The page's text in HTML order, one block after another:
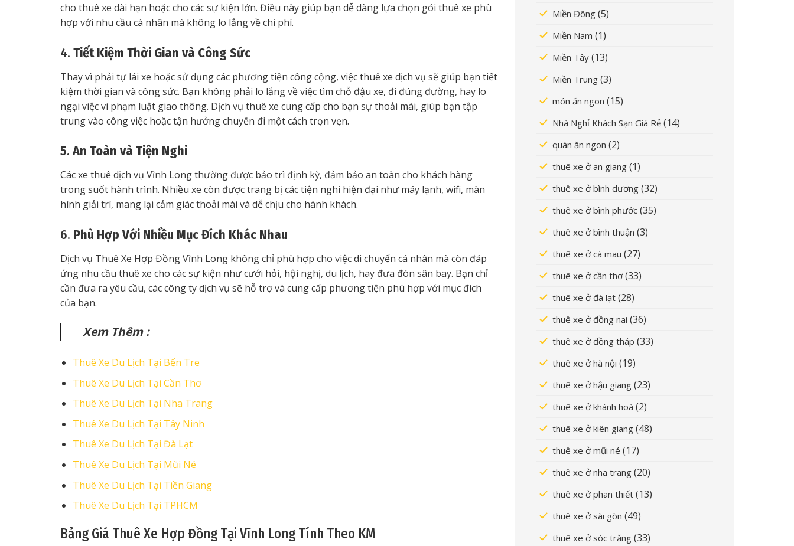
cho thuê xe dài hạn hoặc cho các sự kiện lớn. Điều này giúp bạn dễ dàng lựa chọn gói thuê xe phù
hợp với nhu cầu cá nhân mà không lo lắng về chi phí.
4. Tiết Kiệm Thời Gian và Công Sức
Thay vì phải tự lái xe hoặc sử dụng các phương tiện công cộng, việc thuê xe dịch vụ sẽ giúp bạn tiết
kiệm thời gian và công sức. Bạn không phải lo lắng về việc tìm chỗ đậu xe, đi đúng đường, hay lo
ngại việc vi phạm luật giao thông. Dịch vụ thuê xe cung cấp cho bạn sự thoải mái, giúp bạn tập
trung vào công việc hoặc tận hưởng chuyến đi một cách trọn vẹn.
5. An Toàn và Tiện Nghi
Các xe thuê dịch vụ Vĩnh Long thường được bảo trì định kỳ, đảm bảo an toàn cho khách hàng
trong suốt hành trình. Nhiều xe còn được trang bị các tiện nghi hiện đại như máy lạnh, wifi, màn
hình giải trí, mang lại cảm giác thoải mái và dễ chịu cho hành khách.
6. Phù Hợp Với Nhiều Mục Đích Khác Nhau
Dịch vụ Thuê Xe Hợp Đồng Vĩnh Long không chỉ phù hợp cho việc di chuyển cá nhân mà còn đáp
ứng nhu cầu thuê xe cho các sự kiện như cưới hỏi, hội nghị, du lịch, hay đưa đón sân bay. Bạn chỉ
cần đưa ra yêu cầu, các công ty dịch vụ sẽ hỗ trợ và cung cấp phương tiện phù hợp với mục đích
của bạn.
Xem Thêm :
Thuê Xe Du Lịch Tại Bến Tre
Thuê Xe Du Lịch Tại Cần Thơ
Thuê Xe Du Lịch Tại Nha Trang
Thuê Xe Du Lịch Tại Tây Ninh
Thuê Xe Du Lịch Tại Đà Lạt
Thuê Xe Du Lịch Tại Mũi Né
Thuê Xe Du Lịch Tại Tiền Giang
Thuê Xe Du Lịch Tại TPHCM
Bảng Giá Thuê Xe Hợp Đồng Tại Vĩnh Long Tính Theo KM
Miền Đông (5)
Miền Nam (1)
Miền Tây (13)
Miền Trung (3)
món ăn ngon (15)
Nhà Nghỉ Khách Sạn Giá Rẻ (14)
quán ăn ngon (2)
thuê xe ở an giang (1)
thuê xe ở bình dương (32)
thuê xe ở bình phước (35)
thuê xe ở bình thuận (3)
thuê xe ở cà mau (27)
thuê xe ở cần thơ(33)
thuê xe ở đà lạt (28)
thuê xe ở đồng nai (36)
thuê xe ở đồng tháp (33)
thuê xe ở hà nội (19)
thuê xe ở hậu giang (23)
thuê xe ở khánh hoà (2)
thuê xe ở kiên giang (48)
thuê xe ở mũi né (17)
thuê xe ở nha trang (20)
thuê xe ở phan thiết (13)
thuê xe ở sài gòn (49)
thuê xe ở sóc trăng (33)